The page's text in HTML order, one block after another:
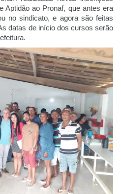
Aptidão ao Pronaf, que antes era
no sindicato, e agora são feitas
datas de início dos cursos serão